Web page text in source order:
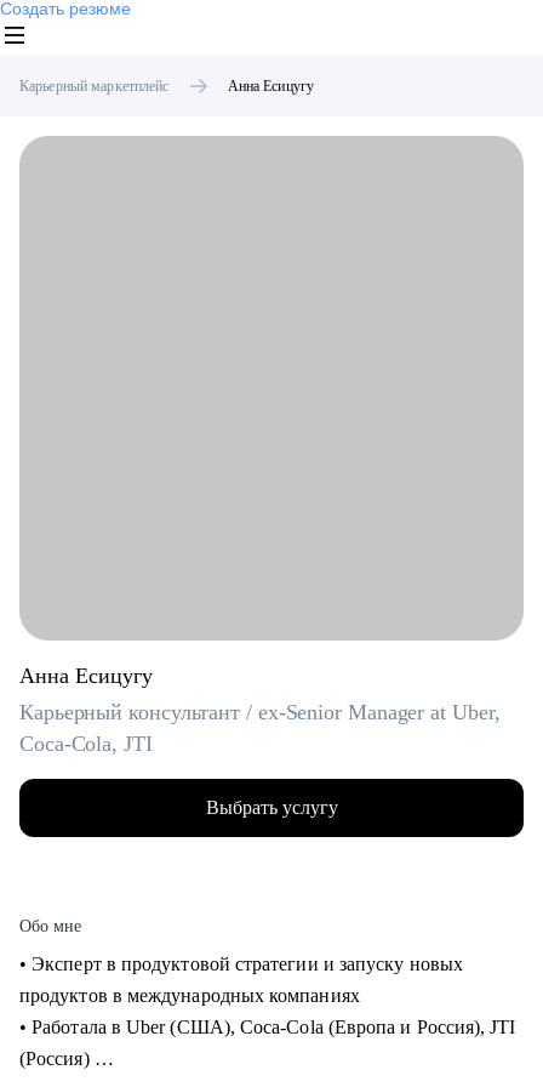
Создать резюме
Карьерный маркетплейс Анна Есицугу
Анна Есицугу
Карьерный консультант / ex-Senior Manager at Uber,
Coca-Cola, JTI
Выбрать услугу
Обо мне
• Эксперт в продуктовой стратегии и запуску новых
продуктов в международных компаниях
• Работала в Uber (США), Coca-Cola (Европа и Россия), JTI
(Россия)